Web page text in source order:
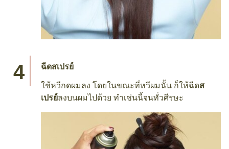
ฉีดสเปรย์
ใช้หวีกดผมลง โดยในขณะที่หวีผมนั้น ก็ให้ฉีดส
เปรย์ลงบนผมไปด้วย ทำเช่นนี้จนทั่วศีรษะ